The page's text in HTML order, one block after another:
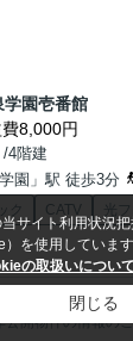
学園壱番館
8,000円
4階建
園」駅 徒歩3分
ク CATV 光
分割、クレジット
公開物件の情報の
サイト利用状況
を使用しています
の取扱いについて
閉じる